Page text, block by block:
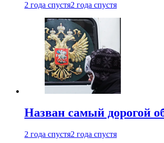
2 года спустя2 года спустя
Назван самый дорогой
2 года спустя2 года спустя